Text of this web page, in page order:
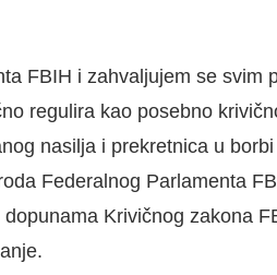
FBIH i zahvaljujem se svim
regulira kao posebno
nasilja i prekretnica u
Federalnog Parlamenta
Krivičnog zakona